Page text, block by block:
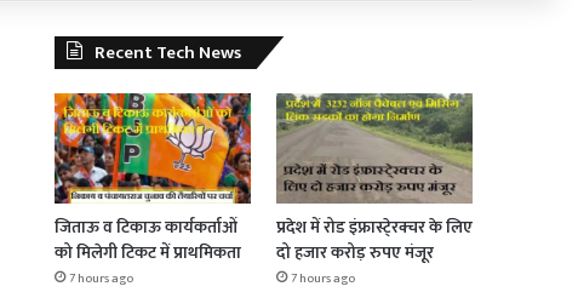
Recent Tech News
जिताऊ व टिकाऊ कार्यकर्ताओं
को मिलेगी टिकट में प्राथमिकता
7 hours ago
प्रदेश में रोड इंफ्रास्टे्रक्चर के लिए
दो हजार करोड़ रुपए मंजूर
7 hours ago